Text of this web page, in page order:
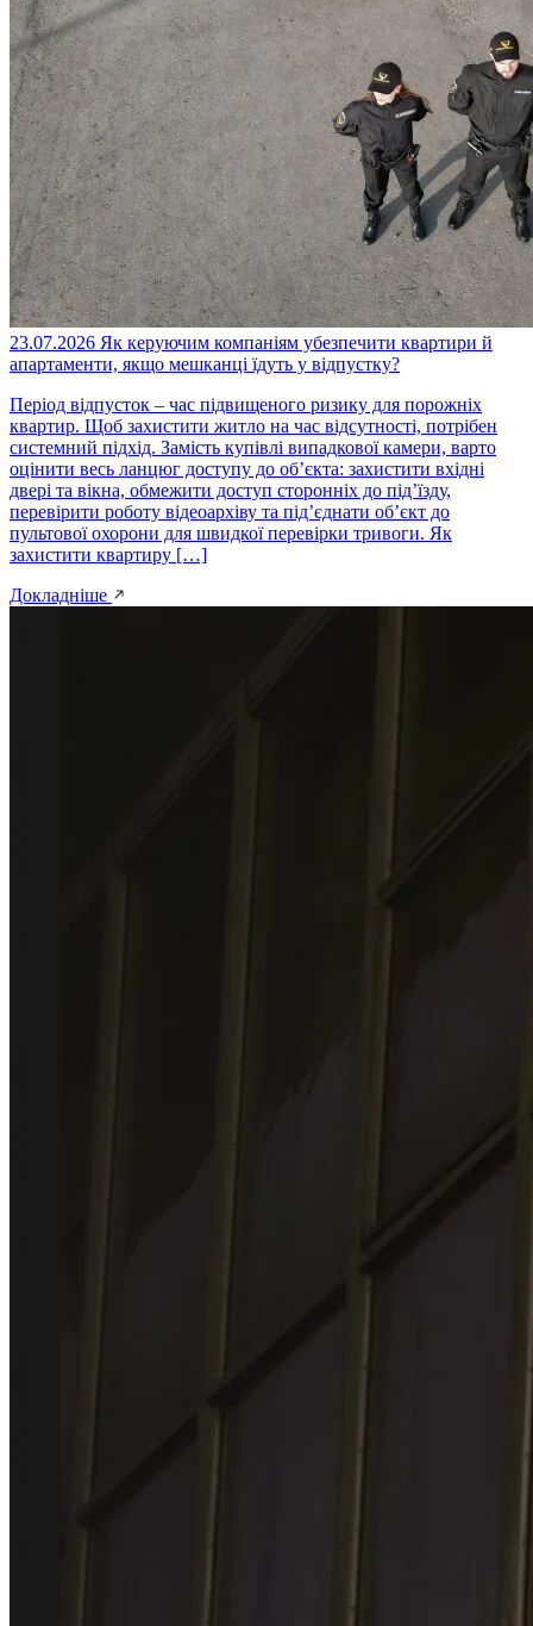
23.07.2026 Як керуючим компаніям убезпечити квартири й
апартаменти, якщо мешканці їдуть у відпустку?
Період відпусток – час підвищеного ризику для порожніх
квартир. Щоб захистити житло на час відсутності, потрібен
системний підхід. Замість купівлі випадкової камери, варто
оцінити весь ланцюг доступу до об’єкта: захистити вхідні
двері та вікна, обмежити доступ сторонніх до під’їзду,
перевірити роботу відеоархіву та під’єднати об’єкт до
пультової охорони для швидкої перевірки тривоги. Як
захистити квартиру […]
Докладніше